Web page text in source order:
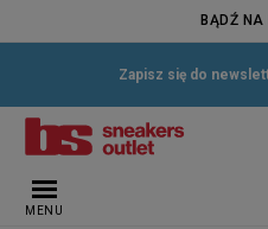
BĄDŹ NA
Zapisz się do
MENU